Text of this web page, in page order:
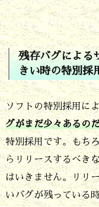
残
存
バ
グ
に
よ
る
サ
ー
残存バグによる
きい時の特別採
ソフトの特別採用に
グがまだ少々あるの
特別採用です。もち
らリリースするべき
はいきません。リリ
いバグが残っている